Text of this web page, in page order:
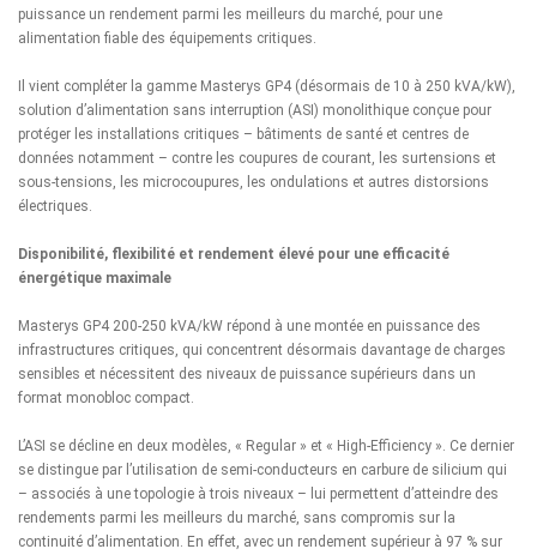
puissance un rendement parmi les meilleurs du marché, pour une
alimentation fiable des équipements critiques.
Il vient compléter la gamme Masterys GP4 (désormais de 10 à 250 kVA/kW),
solution d’alimentation sans interruption (ASI) monolithique conçue pour
protéger les installations critiques – bâtiments de santé et centres de
données notamment – contre les coupures de courant, les surtensions et
sous-tensions, les microcoupures, les ondulations et autres distorsions
électriques.
Disponibilité, flexibilité et rendement élevé pour une efficacité
énergétique maximale
Masterys GP4 200-250 kVA/kW répond à une montée en puissance des
infrastructures critiques, qui concentrent désormais davantage de charges
sensibles et nécessitent des niveaux de puissance supérieurs dans un
format monobloc compact.
L’ASI se décline en deux modèles, « Regular » et « High-Efficiency ». Ce dernier
se distingue par l’utilisation de semi-conducteurs en carbure de silicium qui
– associés à une topologie à trois niveaux – lui permettent d’atteindre des
rendements parmi les meilleurs du marché, sans compromis sur la
continuité d’alimentation. En effet, avec un rendement supérieur à 97 % sur